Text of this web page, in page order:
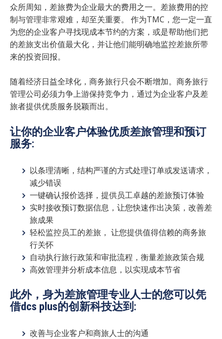
众所周知，差旅费为企业最大的费用之一。差旅费用的控
制与管理非常艰难，却至关重要。 作为TMC，您一定一直
为您的企业客户寻找现成本节约的方案，或是帮助他们把
的差旅支出价值最大化，并让他们能明确地监控差旅所带
来的投资回报。
随着经济日益全球化，商务旅行只会不断增加。商务旅行
管理公司必须力争上游保持竞争力， 通过为企业客户及差
旅者提供优质服务脱颖而出。
让你的企业客户体验优质差旅管理和预订
服务:
以条理清晰，结构严谨的方式处理订单或发送请求，
减少错误
一键确认报价选择，提供员工卓越的差旅预订体验
实时接收预订数据信息，让您快速作出决策，改善差
旅成果
轻松监控员工的差旅， 让您提供值得信赖的商务旅
行关怀
自动执行旅行政策和审批流程，衡量差旅政策合规
高效管理并分析成本信息，以实现成本节省
此外，身为差旅管理专业人士的您可以凭
借dcs plus的创新科技达到 :
改善与企业客户和商旅人士的沟通